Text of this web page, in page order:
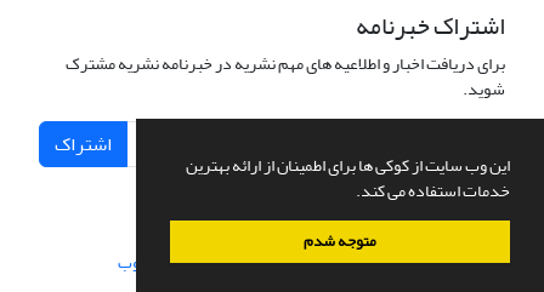
این وب سایت از کوکی ها برای اطمینان از ارائه بهترین
خدمات استفاده می کند.
متوجه شدم
اشتراک خبرنامه
برای دریافت اخبار و اطلاعیه های مهم نشریه در خبرنامه نشریه مشترک
شوید.
اشتراک
سامانه مدیریت نشریات علمی.طراحی و پیاده سازی از سیناوب